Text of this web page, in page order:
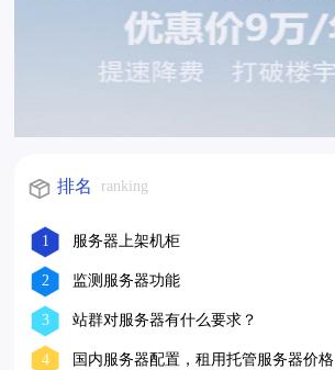
排名 ranking
1 服务器上架机柜
2 监测服务器功能
3 站群对服务器有什么要求？
4 国内服务器配置，租用托管服务器价格